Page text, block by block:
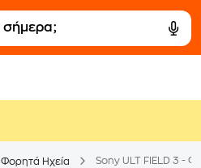
Φορητά Ηχεία